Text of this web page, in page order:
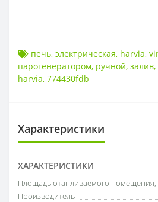
печь, электрическая, harvia,
парогенератором, ручной, залив,
harvia, 774430fdb
Характеристики
ХАРАКТЕРИСТИКИ
Площадь отапливаемого
Производитель